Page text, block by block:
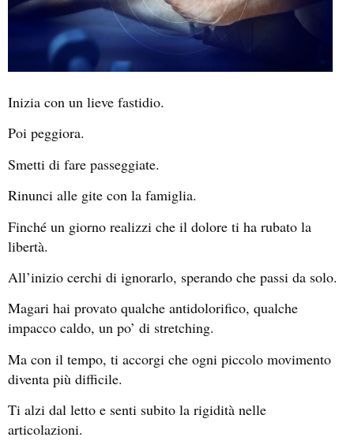
Inizia con un lieve fastidio.
Poi peggiora.
Smetti di fare passeggiate.
Rinunci alle gite con la famiglia.
Finché un giorno realizzi che il dolore ti ha rubato la
libertà.
All’inizio cerchi di ignorarlo, sperando che passi da solo.
Magari hai provato qualche antidolorifico, qualche
impacco caldo, un po’ di stretching.
Ma con il tempo, ti accorgi che ogni piccolo movimento
diventa più difficile.
Ti alzi dal letto e senti subito la rigidità nelle
articolazioni.